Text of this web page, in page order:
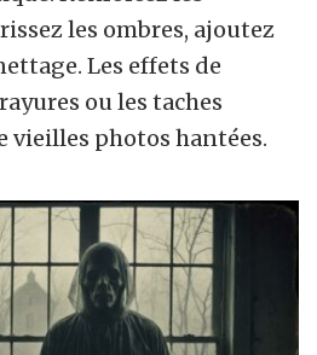
les ombres, ajoutez
Les effets de
ou les taches
vieilles photos hantées.